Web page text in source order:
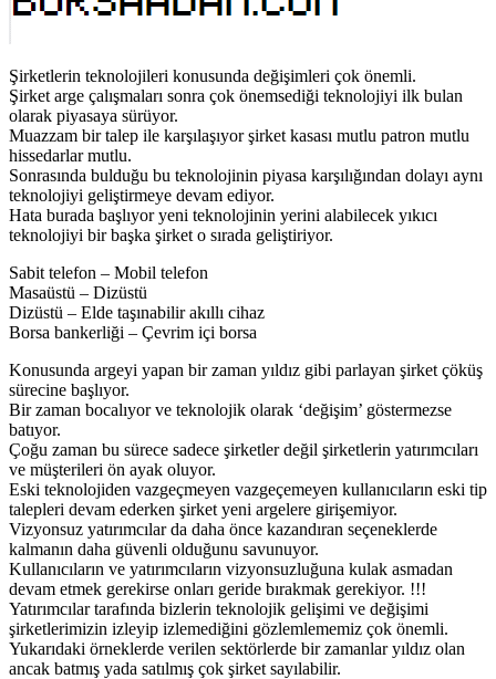
Şirketlerin teknolojileri konusunda değişimleri çok önemli.
Şirket arge çalışmaları sonra çok önemsediği teknolojiyi ilk bulan
olarak piyasaya sürüyor.
Muazzam bir talep ile karşılaşıyor şirket kasası mutlu patron mutlu
hissedarlar mutlu.
Sonrasında bulduğu bu teknolojinin piyasa karşılığından dolayı aynı
teknolojiyi geliştirmeye devam ediyor.
Hata burada başlıyor yeni teknolojinin yerini alabilecek yıkıcı
teknolojiyi bir başka şirket o sırada geliştiriyor.
Sabit telefon – Mobil telefon
Masaüstü – Dizüstü
Dizüstü – Elde taşınabilir akıllı cihaz
Borsa bankerliği – Çevrim içi borsa
Konusunda argeyi yapan bir zaman yıldız gibi parlayan şirket çöküş
sürecine başlıyor.
Bir zaman bocalıyor ve teknolojik olarak ‘değişim’ göstermezse
batıyor.
Çoğu zaman bu sürece sadece şirketler değil şirketlerin yatırımcıları
ve müşterileri ön ayak oluyor.
Eski teknolojiden vazgeçmeyen vazgeçemeyen kullanıcıların eski tip
talepleri devam ederken şirket yeni argelere girişemiyor.
Vizyonsuz yatırımcılar da daha önce kazandıran seçeneklerde
kalmanın daha güvenli olduğunu savunuyor.
Kullanıcıların ve yatırımcıların vizyonsuzluğuna kulak asmadan
devam etmek gerekirse onları geride bırakmak gerekiyor. !!!
Yatırımcılar tarafında bizlerin teknolojik gelişimi ve değişimi
şirketlerimizin izleyip izlemediğini gözlemlememiz çok önemli.
Yukarıdaki örneklerde verilen sektörlerde bir zamanlar yıldız olan
ancak batmış yada satılmış çok şirket sayılabilir.